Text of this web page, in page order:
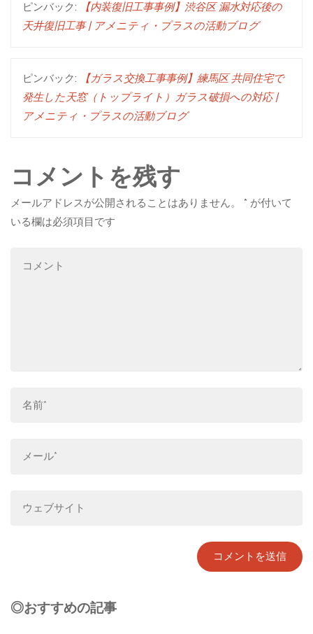
ピンバック:
【内装復旧工事事例】渋谷区 漏水対応後の
天井復旧工事 | アメニティ・プラスの活動ブログ
ピンバック:
【ガラス交換工事事例】練馬区 共同住宅で
発生した天窓（トップライト）ガラス破損への対応 |
アメニティ・プラスの活動ブログ
コメントを残す
メールアドレスが公開されることはありません。 * が付いて
いる欄は必須項目です
◎おすすめの記事